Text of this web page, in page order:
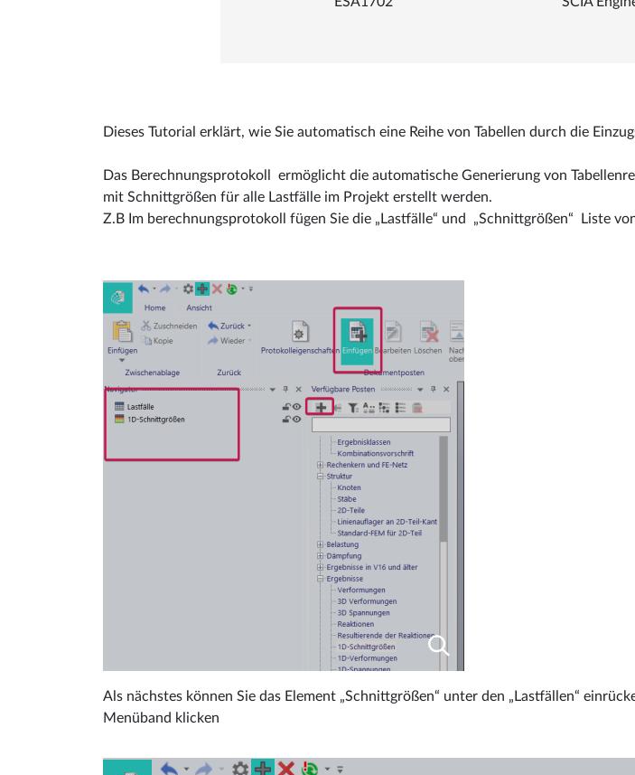
Dieses Tutorial erklärt, wie Sie automatisch eine Reihe von Tabellen durch die
Das Berechnungsprotokoll ermöglicht die automatische Generierung von
mit Schnittgrößen für alle Lastfälle im Projekt erstellt werden.
Z.B Im berechnungsprotokoll fügen Sie die „Lastfälle“ und „Schnittgrößen“ Liste
Als nächstes können Sie das Element „Schnittgrößen“ unter den „Lastfällen“
Menüband klicken